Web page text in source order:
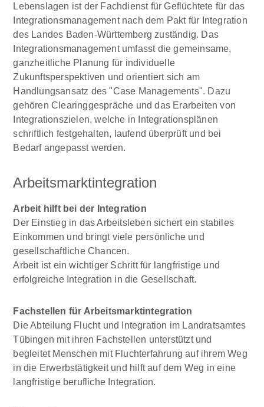
Lebenslagen ist der Fachdienst für Geflüchtete für das
Integrationsmanagement nach dem Pakt für Integration
des Landes Baden-Württemberg zuständig. Das
Integrationsmanagement umfasst die gemeinsame,
ganzheitliche Planung für individuelle
Zukunftsperspektiven und orientiert sich am
Handlungsansatz des "Case Managements". Dazu
gehören Clearinggespräche und das Erarbeiten von
Integrationszielen, welche in Integrationsplänen
schriftlich festgehalten, laufend überprüft und bei
Bedarf angepasst werden.
Arbeitsmarktintegration
Arbeit hilft bei der Integration
Der Einstieg in das Arbeitsleben sichert ein stabiles
Einkommen und bringt viele persönliche und
gesellschaftliche Chancen.
Arbeit ist ein wichtiger Schritt für langfristige und
erfolgreiche Integration in die Gesellschaft.
Fachstellen für Arbeitsmarktintegration
Die Abteilung Flucht und Integration im Landratsamtes
Tübingen mit ihren Fachstellen unterstützt und
begleitet Menschen mit Fluchterfahrung auf ihrem Weg
in die Erwerbstätigkeit und hilft auf dem Weg in eine
langfristige berufliche Integration.